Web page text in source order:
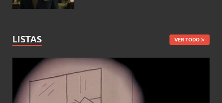
LISTAS VER TODO